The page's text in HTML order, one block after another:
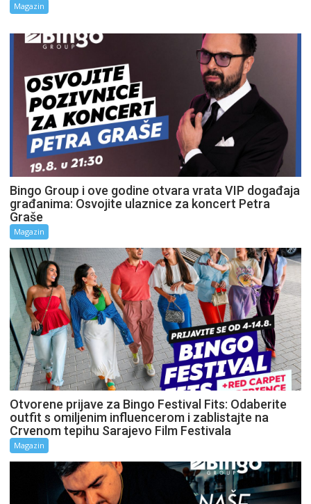
Magazin
Bingo Group i ove godine otvara vrata VIP događaja
građanima: Osvojite ulaznice za koncert Petra
Graše
Magazin
Otvorene prijave za Bingo Festival Fits: Odaberite
outfit s omiljenim influencerom i zablistajte na
Crvenom tepihu Sarajevo Film Festivala
Magazin